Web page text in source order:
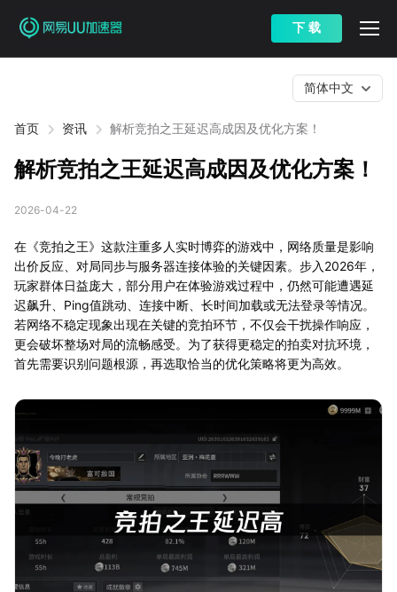
下 载
首页 资讯 解析竞拍之王延迟高成因及优化方案！
简体中文
解析竞拍之王延迟高成因及优化方案！
2026-04-22
在《竞拍之王》这款注重多人实时博弈的游戏中，网络质量是影响
出价反应、对局同步与服务器连接体验的关键因素。步入2026年，
玩家群体日益庞大，部分用户在体验游戏过程中，仍然可能遭遇延
迟飙升、Ping值跳动、连接中断、长时间加载或无法登录等情况。
若网络不稳定现象出现在关键的竞拍环节，不仅会干扰操作响应，
更会破坏整场对局的流畅感受。为了获得更稳定的拍卖对抗环境，
首先需要识别问题根源，再选取恰当的优化策略将更为高效。